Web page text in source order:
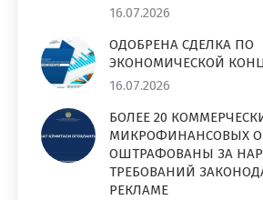
16.07.2026
ОДОБРЕНА СДЕЛКА ПО
ЭКОНОМИЧЕСКОЙ
16.07.2026
БОЛЕЕ 20
МИКРОФИНАНСОВЫХ
ОШТРАФОВАНЫ ЗА
ТРЕБОВАНИЙ
РЕКЛАМЕ